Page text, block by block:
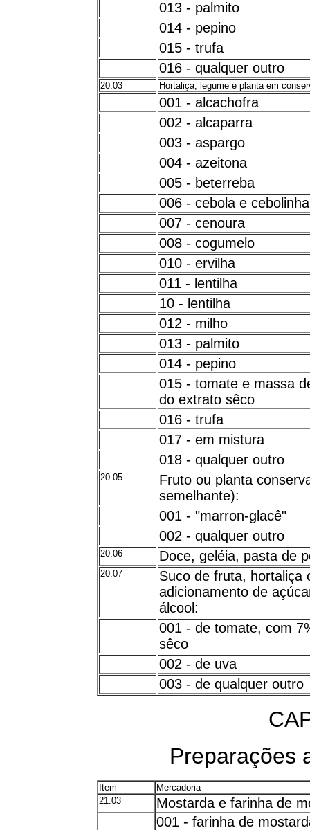
013 - palmito
014 - pepino
015 - trufa
016 - qualquer outro
20.03 Hortaliça, legume e planta em
001 - alcachofra
002 - alcaparra
003 - aspargo
004 - azeitona
005 - beterreba
006 - cebola e cebolinha
007 - cenoura
008 - cogumelo
010 - ervilha
011 - lentilha
10 - lentilha
012 - milho
013 - palmito
014 - pepino
015 - tomate e massa
do extrato sêco
016 - trufa
017 - em mistura
018 - qualquer outro
20.05
Fruto ou planta
semelhante):
001 - "marron-glacê"
002 - qualquer outro
20.06 Doce, geléia, pasta de
20.07
Suco de fruta, hortaliça
adicionamento de
álcool:
001 - de tomate, com
sêco
002 - de uva
003 - de qualquer outro
Preparações
Item
Mercadoria
21.03
Mostarda e farinha de
001 - farinha de